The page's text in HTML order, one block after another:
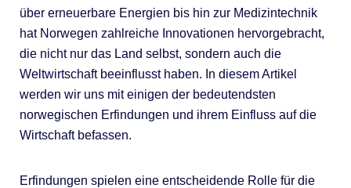
über erneuerbare Energien bis hin zur Medizintechnik
hat Norwegen zahlreiche Innovationen hervorgebracht,
die nicht nur das Land selbst, sondern auch die
Weltwirtschaft beeinflusst haben. In diesem Artikel
werden wir uns mit einigen der bedeutendsten
norwegischen Erfindungen und ihrem Einfluss auf die
Wirtschaft befassen.
Erfindungen spielen eine entscheidende Rolle für die